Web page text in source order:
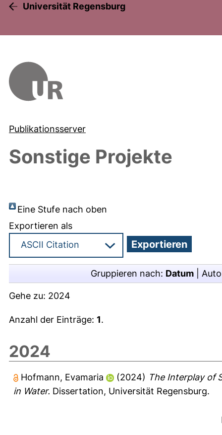
Universität Regensburg
Publikationsserver
Sonstige Projekte
Eine Stufe nach oben
Exportieren als
Gruppieren nach: Datum
Gehe zu: 2024
Anzahl der Einträge: 1.
2024
Hofmann, Evamaria (2024) The Interplay of
in Water. Dissertation, Universität Regensburg.